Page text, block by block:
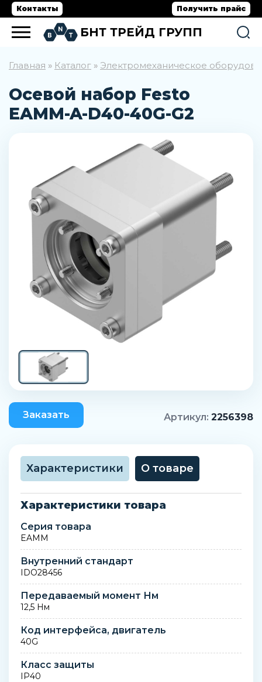
Контакты Получить прайс
БНТ ТРЕЙД ГРУПП
Главная » Каталог » Электромеханическое
Осевой набор Festo
EAMM-A-D40-40G-G2
Заказать Артикул: 2256398
Характеристики О товаре
Характеристики товара
Серия товара
EAMM
Внутренний стандарт
IDO28456
Передаваемый момент Нм
12,5 Нм
Код интерфейса, двигатель
40G
Класс защиты
IP40